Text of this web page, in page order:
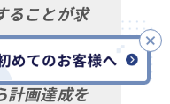
ることが求
計画達成を